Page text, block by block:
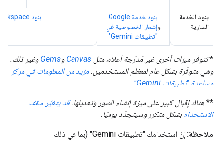
بنود الخدمة
السارية
بنود خدمة Google
وإشعار الخصوصية في
"تطبيقات Gemini"
بنود Google Workspace
*تتوفّر ميزات أخرى غير مُدرَجة أعلاه، مثل Canvas وGems وغير ذلك.
وهي متوفّرة بشكل عام لمعظم المستخدمين. مزيد من المعلومات في مركز
مساعدة "تطبيقات Gemini"
** هناك إقبال كبير على ميزة إنشاء الصور وتعديلها.قد يتغيّر سقف
الاستخدام بشكل متكرر وسيتجدّد يوميًا.
ملاحظة: إنّ استخدامك "تطبيقات Gemini" (بما في ذلك